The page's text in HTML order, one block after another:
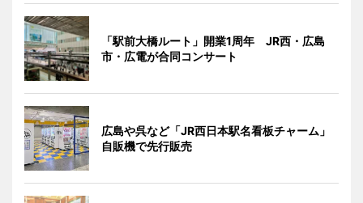
「駅前大橋ルート」開業1周年 JR西・広島
市・広電が合同コンサート
広島や呉など「JR西日本駅名看板チャーム」
自販機で先行販売